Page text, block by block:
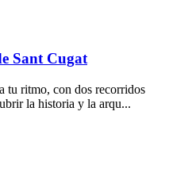
Sant Cugat
tu ritmo, con dos recorridos
la historia y la arqu...